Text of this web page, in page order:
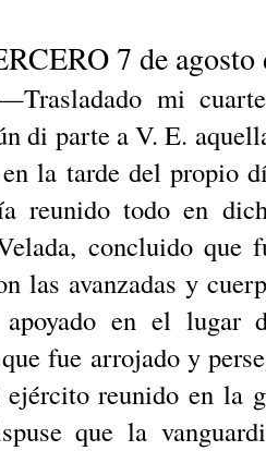
7 de agosto
mi
di parte a V. E.
la tarde del propio
reunido todo en
concluido que
las avanzadas y
en el lugar
fue arrojado y
reunido en la
que la